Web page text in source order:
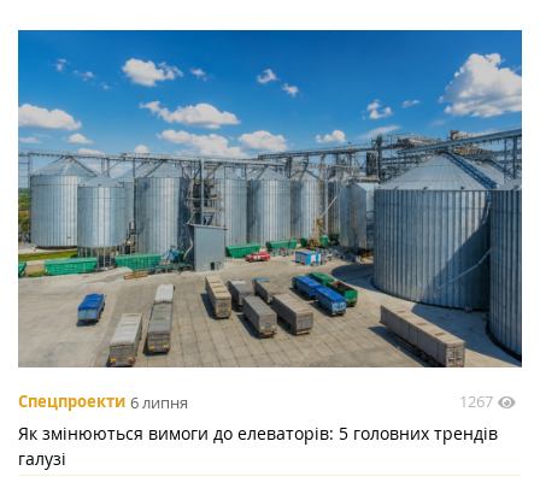
Спецпроекти 6 липня 1267
Як змінюються вимоги до елеваторів: 5 головних трендів
галузі